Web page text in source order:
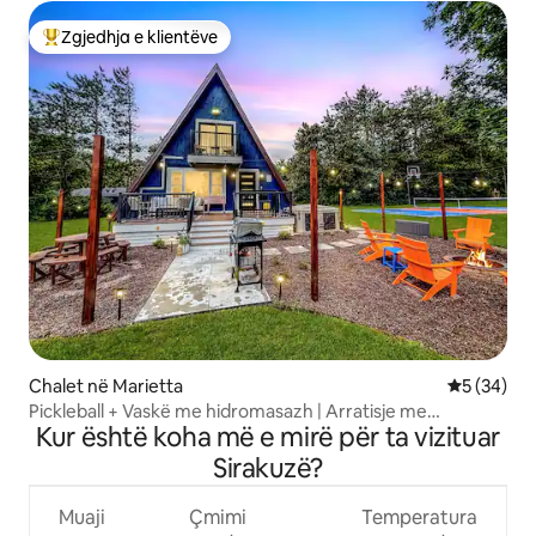
Më të mirat e zgjedhjeve të klientëve
Zgjedhja e klientëve
Chalet në Marietta Vlerësimi
5 (34)
Pickleball + Vaskë me hidromasazh | Arratisje me
strukturë trekëndore Luxe
Kur është koha më e mirë për ta vizituar
Sirakuzë?
Muaji
Çmimi
Temperatura